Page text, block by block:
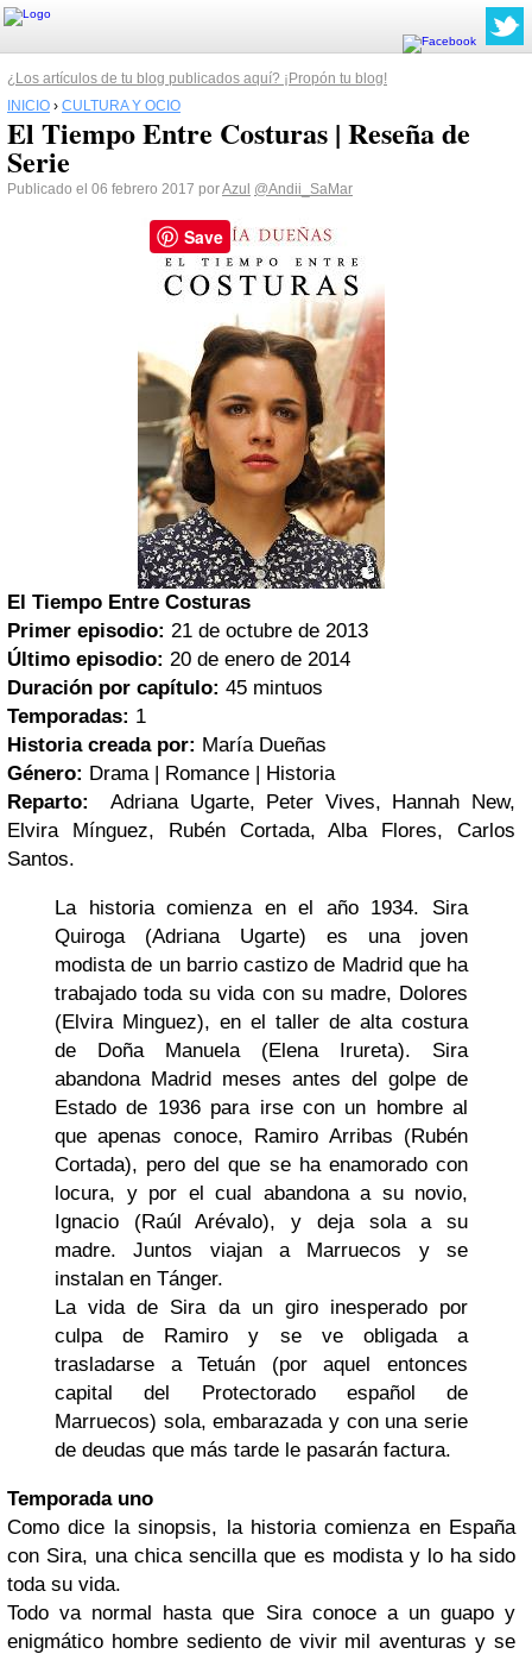
¿Los artículos de tu blog publicados aquí? ¡Propón tu blog!
INICIO › CULTURA Y OCIO
El Tiempo Entre Costuras | Reseña de
Serie
Publicado el 06 febrero 2017 porAzul @Andii_SaMar
El Tiempo Entre Costuras
Primer episodio: 21 de octubre de 2013
Último episodio: 20 de enero de 2014
Duración por capítulo: 45 mintuos
Temporadas: 1
Historia creada por: María Dueñas
Género: Drama | Romance | Historia
Reparto:
Adriana Ugarte, Peter Vives, Hannah New,
Elvira Mínguez, Rubén Cortada, Alba Flores, Carlos
Santos.
La historia comienza en el año 1934. Sira
Quiroga (Adriana Ugarte) es una joven
modista de un barrio castizo de Madrid que ha
trabajado toda su vida con su madre, Dolores
(Elvira Minguez), en el taller de alta costura
de Doña Manuela (Elena Irureta). Sira
abandona Madrid meses antes del golpe de
Estado de 1936 para irse con un hombre al
que apenas conoce, Ramiro Arribas (Rubén
Cortada), pero del que se ha enamorado con
locura, y por el cual abandona a su novio,
Ignacio (Raúl Arévalo), y deja sola a su
madre. Juntos viajan a Marruecos y se
instalan en Tánger.
La vida de Sira da un giro inesperado por
culpa de Ramiro y se ve obligada a
trasladarse a Tetuán (por aquel entonces
capital del Protectorado español de
Marruecos) sola, embarazada y con una serie
de deudas que más tarde le pasarán factura.
Temporada uno
Como dice la sinopsis, la historia comienza en España
con Sira, una chica sencilla que es modista y lo ha sido
toda su vida.
Todo va normal hasta que Sira conoce a un guapo y
enigmático hombre sediento de vivir mil aventuras y se
Save